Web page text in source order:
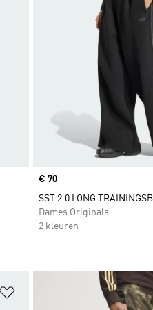
Price
€ 70
SST 2.0 LONG
Dames Originals
2 kleuren
Op verlanglijst zetten